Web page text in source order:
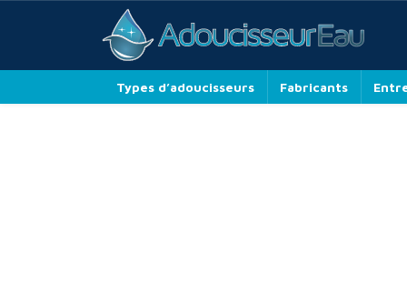
Types d’adoucisseurs Fabricants